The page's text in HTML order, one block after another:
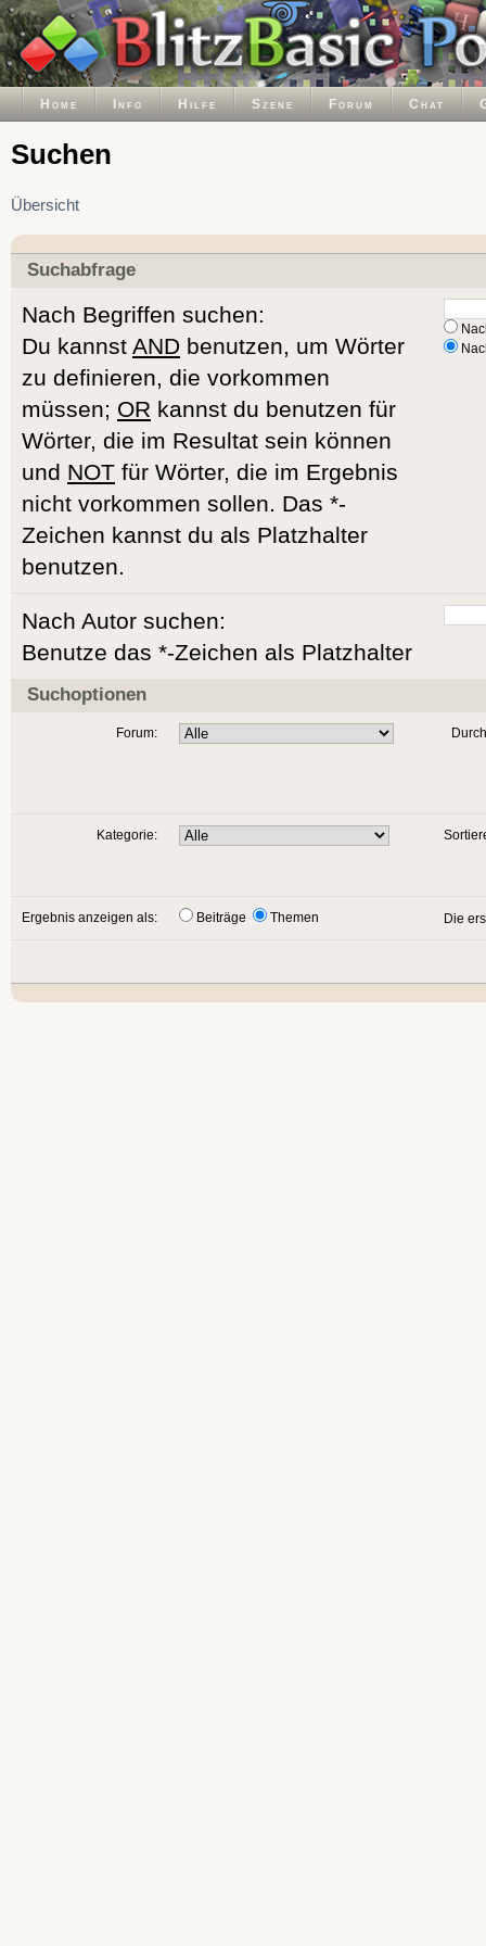
Home Info Hilfe Szene Forum Chat
Suchen
Übersicht
Suchabfrage
Nach Begriffen suchen:
Du kannst AND benutzen, um Wörter
zu definieren, die vorkommen
müssen; OR kannst du benutzen für
Wörter, die im Resultat sein können
und NOT für Wörter, die im Ergebnis
nicht vorkommen sollen. Das *-
Zeichen kannst du als Platzhalter
benutzen.
Nach Autor suchen:
Benutze das *-Zeichen als Platzhalter
Suchoptionen
Forum:
Kategorie:
Ergebnis anzeigen als: Beiträge Themen Die